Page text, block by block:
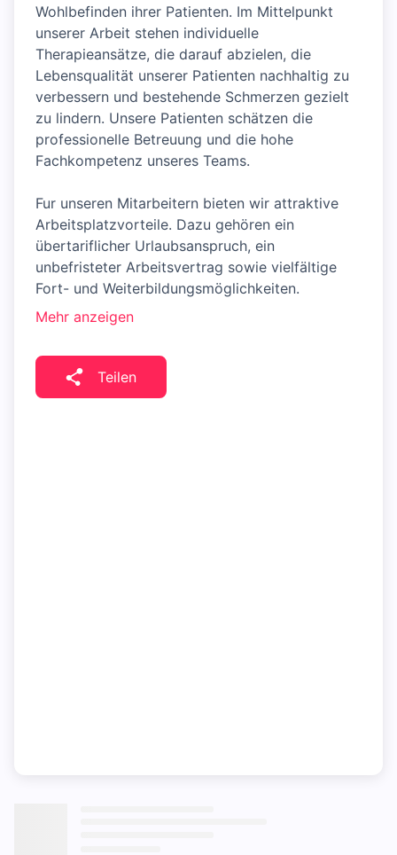
Wohlbefinden ihrer Patienten. Im Mittelpunkt
unserer Arbeit stehen individuelle
Therapieansätze, die darauf abzielen, die
Lebensqualität unserer Patienten nachhaltig zu
verbessern und bestehende Schmerzen gezielt
zu lindern. Unsere Patienten schätzen die
professionelle Betreuung und die hohe
Fachkompetenz unseres Teams.
Fur unseren Mitarbeitern bieten wir attraktive
Arbeitsplatzvorteile. Dazu gehören ein
übertariflicher Urlaubsanspruch, ein
unbefristeter Arbeitsvertrag sowie vielfältige
Fort- und Weiterbildungsmöglichkeiten.
Mehr anzeigen
Teilen